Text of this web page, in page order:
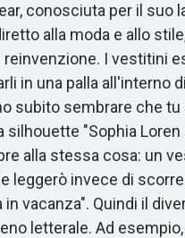
conosciuta per il
alla moda e allo
I vestitini
in una palla
subito sembrare che
"Sophia
alla stessa cosa: un
leggerò invece di
vacanza". Quindi il
letterale. Ad